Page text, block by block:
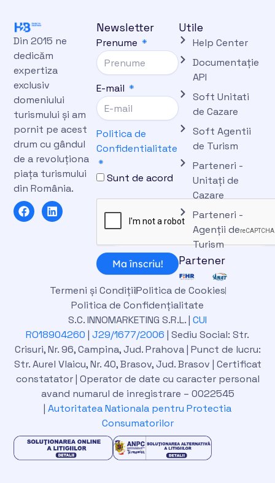
Din 2015 ne
dedicăm
expertiza
exclusiv
domeniului
turismului și am
pornit pe acest
drum cu gândul
de a revoluționa
piața turismului
din România.
F
a
L
i
Newsletter
Prenume
E-mail
Politica de
Confidentialitate
Sunt de acord
Ma înscriu!
Utile
Help Center
Documentație
API
Soft Unitati
de Cazare
Soft Agentii
de Turism
Parteneri -
Unitați de
Cazare
Parteneri -
Agenții de
Turism
Partener
Termeni și CondițiiPolitica de Cookies
Politica de Confidențialitate
S.C. INNOMARKETING S.R.L. | CUI
RO18904260 | J29/1677/2006 | Sediu Social: Str.
Crisuri, Nr. 96, Campina, Jud. Prahova | Punct de lucru:
Str. Aurel Vlaicu, Nr. 40, Brasov, Jud. Brasov | Certificat
constatator | Operator de date cu caracter personal
avand numarul de inregistrare – 0022545
| Autoritatea Nationala pentru Protectia
Consumatorilor